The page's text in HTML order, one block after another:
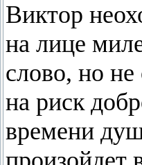
Виктор
на лице
слово, но не
на риск
времени